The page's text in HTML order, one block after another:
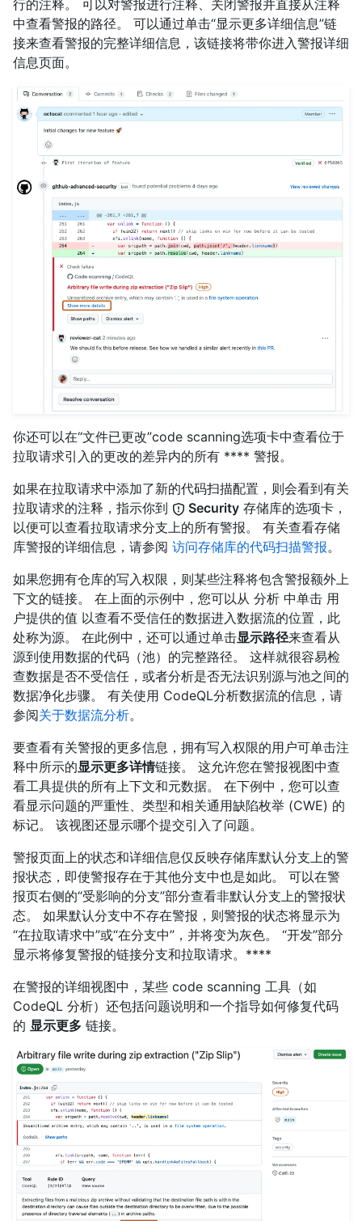
行的注释。 可以对警报进行注释、关闭警报并直接从注释
中查看警报的路径。 可以通过单击“显示更多详细信息”链
接来查看警报的完整详细信息，该链接将带你进入警报详细
信息页面。
你还可以在“文件已更改”code scanning选项卡中查看位于
拉取请求引入的更改的差异内的所有 **** 警报。
如果在拉取请求中添加了新的代码扫描配置，则会看到有关
拉取请求的注释，指示你到
Security 存储库的选项卡，
以便可以查看拉取请求分支上的所有警报。 有关查看存储
库警报的详细信息，请参阅 访问存储库的代码扫描警报。
如果您拥有仓库的写入权限，则某些注释将包含警报额外上
下文的链接。 在上面的示例中，您可以从 分析 中单击 用
户提供的值 以查看不受信任的数据进入数据流的位置，此
处称为源。 在此例中，还可以通过单击显示路径来查看从
源到使用数据的代码（池）的完整路径。 这样就很容易检
查数据是否不受信任，或者分析是否无法识别源与池之间的
数据净化步骤。 有关使用 CodeQL分析数据流的信息，请
参阅关于数据流分析。
要查看有关警报的更多信息，拥有写入权限的用户可单击注
释中所示的显示更多详情链接。 这允许您在警报视图中查
看工具提供的所有上下文和元数据。 在下例中，您可以查
看显示问题的严重性、类型和相关通用缺陷枚举 (CWE) 的
标记。 该视图还显示哪个提交引入了问题。
警报页面上的状态和详细信息仅反映存储库默认分支上的警
报状态，即使警报存在于其他分支中也是如此。 可以在警
报页右侧的“受影响的分支”部分查看非默认分支上的警报状
态。 如果默认分支中不存在警报，则警报的状态将显示为
“在拉取请求中”或“在分支中”，并将变为灰色。 “开发”部分
显示将修复警报的链接分支和拉取请求。****
在警报的详细视图中，某些 code scanning 工具（如
CodeQL 分析）还包括问题说明和一个指导如何修复代码
的 显示更多 链接。